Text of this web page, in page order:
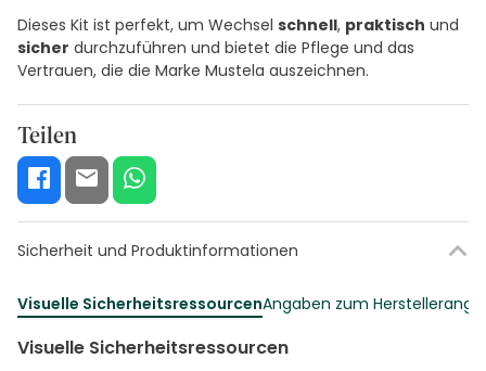
Dieses Kit ist perfekt, um Wechsel schnell, praktisch und
sicher durchzuführen und bietet die Pflege und das
Vertrauen, die die Marke Mustela auszeichnen.
Teilen
Sicherheit und Produktinformationen
Visuelle SicherheitsressourcenAngaben zum
Visuelle Sicherheitsressourcen